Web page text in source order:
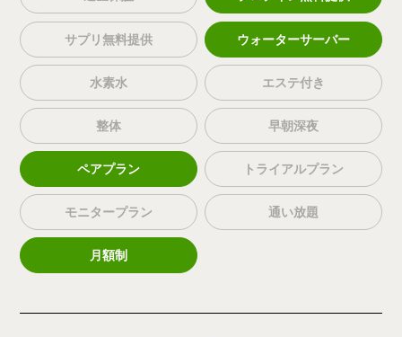
サプリ無料提供 ウォーターサーバー
水素水 エステ付き
整体 早朝深夜
ペアプラン トライアルプラン
モニタープラン 通い放題
月額制